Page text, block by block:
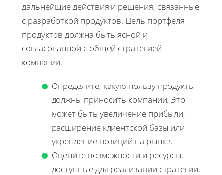
дальнейшие действия и решения, связанные
с разработкой продуктов. Цель портфеля
продуктов должна быть ясной и
согласованной с общей стратегией
компании.
Определите, какую пользу продукты
должны приносить компании. Это
может быть увеличение прибыли,
расширение клиентской базы или
укрепление позиций на рынке.
Оцените возможности и ресурсы,
доступные для реализации стратегии.